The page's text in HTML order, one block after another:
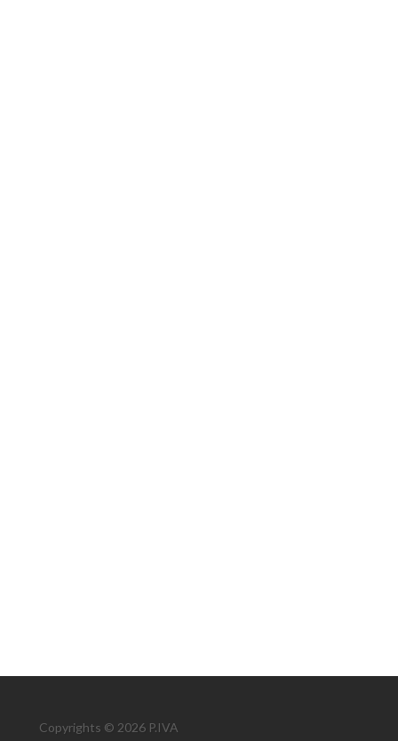
Copyrights © 2026 P.IVA